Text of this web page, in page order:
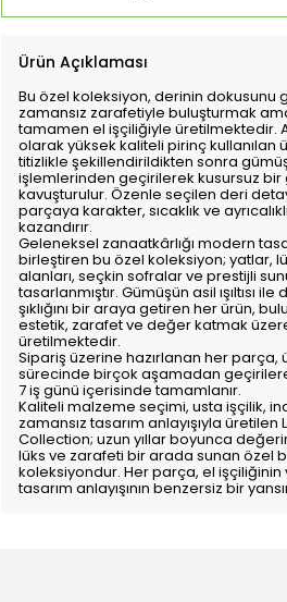
Ürün Açıklaması
Bu özel koleksiyon, derinin dokusunu
zamansız zarafetiyle buluşturmak
tamamen el işçiliğiyle üretilmektedir.
olarak yüksek kaliteli pirinç kullanılan
titizlikle şekillendirildikten sonra
işlemlerinden geçirilerek kusursuz bir
kavuşturulur. Özenle seçilen deri
parçaya karakter, sıcaklık ve
kazandırır.
Geleneksel zanaatkârlığı modern
birleştiren bu özel koleksiyon; yatlar,
alanları, seçkin sofralar ve prestijli
tasarlanmıştır. Gümüşün asil ışıltısı
şıklığını bir araya getiren her ürün,
estetik, zarafet ve değer katmak
üretilmektedir.
Sipariş üzerine hazırlanan her parça,
sürecinde birçok aşamadan
7 iş günü içerisinde tamamlanır.
Kaliteli malzeme seçimi, usta işçilik,
zamansız tasarım anlayışıyla üretilen
Collection; uzun yıllar boyunca
lüks ve zarafeti bir arada sunan özel
koleksiyondur. Her parça, el işçiliğinin
tasarım anlayışının benzersiz bir